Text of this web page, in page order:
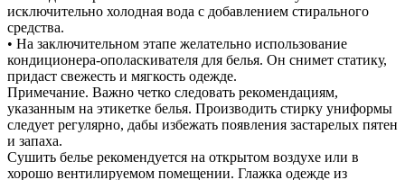
исключительно холодная вода с добавлением стирального
средства.
• На заключительном этапе желательно использование
кондиционера-ополаскивателя для белья. Он снимет статику,
придаст свежесть и мягкость одежде.
Примечание. Важно четко следовать рекомендациям,
указанным на этикетке белья. Производить стирку униформы
следует регулярно, дабы избежать появления застарелых пятен
и запаха.
Сушить белье рекомендуется на открытом воздухе или в
хорошо вентилируемом помещении. Глажка одежде из